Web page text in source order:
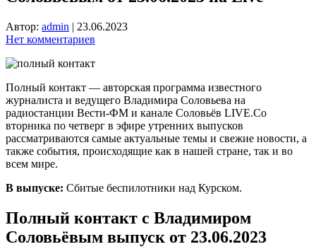
Автор: admin | 23.06.2023
Нет комментариев
Полный контакт — авторская программа известного
журналиста и ведущего Владимира Соловьева на
радиостанции Вести-ФМ и канале Соловьёв LIVE.Со
вторника по четверг в эфире утренних выпусков
рассматриваются самые актуальные темы и свежие новости, а
также события, происходящие как в нашей стране, так и во
всем мире.
В выпуске: Сбитые беспилотники над Курском.
Полный контакт с Владимиром
Соловьёвым выпуск от 23.06.2023